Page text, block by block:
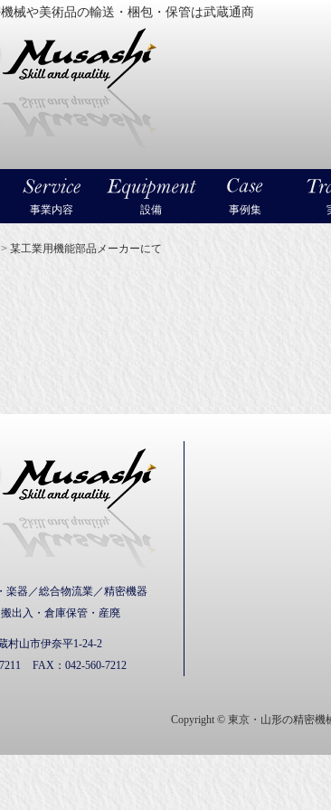
械や美術品の輸送・梱包・保管は武蔵通商
事業内容 設備 事例集
> 某工業用機能部品メーカーにて
楽器／総合物流業／精密機器
出入・倉庫保管・産廃
村山市伊奈平1-24-2
FAX： 042-560-7212
Copyright © 東京・山形の精密機